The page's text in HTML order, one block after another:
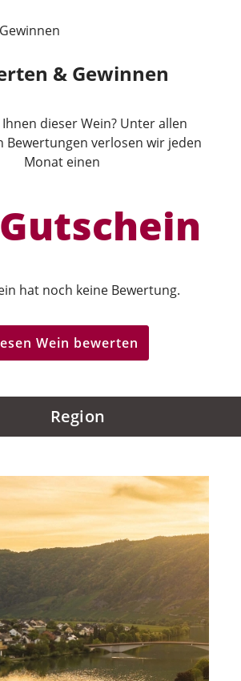
& Gewinnen
dieser Wein? Unter allen
Bewertungen verlosen wir jeden
Monat einen
hat noch keine Bewertung.
Wein bewerten
Region